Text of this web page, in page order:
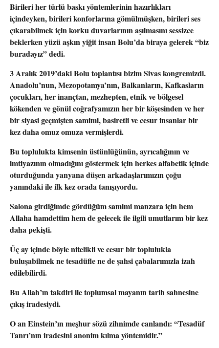
Birileri her türlü baskı yöntemlerinin hazırlıkları
içindeyken, birileri konforlarına gömülmüşken, birileri ses
çıkarabilmek için korku duvarlarının aşılmasını sessizce
beklerken yüzü aşkın yiğit insan Bolu’da biraya gelerek “biz
buradayız” dedi.
3 Aralık 2019’daki Bolu toplantısı bizim Sivas kongremizdi.
Anadolu’nun, Mezopotamya’nın, Balkanların, Kafkasların
çocukları, her inançtan, mezhepten, etnik ve bölgesel
kökenden ve gönül coğrafyamızın her bir köşesinden ve her
bir siyasi geçmişten samimi, basiretli ve cesur insanlar bir
kez daha omuz omuza vermişlerdi.
Bu toplulukta kimsenin üstünlüğünün, ayrıcalığının ve
imtiyazının olmadığını göstermek için herkes alfabetik içinde
oturduğunda yanyana düşen arkadaşlarımızın çoğu
yanındaki ile ilk kez orada tanışıyordu.
Salona girdiğimde gördüğüm samimi manzara için hem
Allaha hamdettim hem de gelecek ile ilgili umutlarım bir kez
daha pekişti.
Üç ay içinde böyle nitelikli ve cesur bir toplulukla
buluşabilmek ne tesadüfle ne de şahsi çabalarımızla izah
edilebilirdi.
Bu Allah’ın takdiri ile toplumsal mayanın tarih sahnesine
çıkış iradesiydi.
O an Einstein’ın meşhur sözü zihnimde canlandı: “Tesadüf
Tanrı’nın iradesini anonim kılma yöntemidir.”